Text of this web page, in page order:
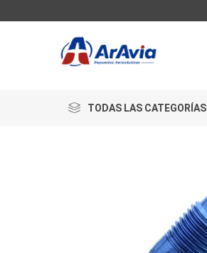
TODAS LAS CATEGORÍAS